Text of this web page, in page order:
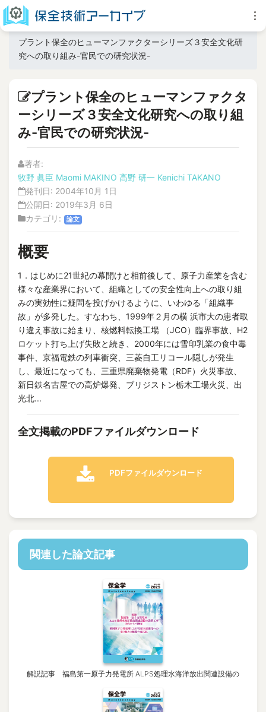
プラント保全のヒューマンファクターシリーズ３安全文化研
究への取り組み-官民での研究状況-
プラント保全のヒューマンファクタ
ーシリーズ３安全文化研究への取り組
み-官民での研究状況-
著者:
牧野 眞臣 Maomi MAKINO 高野 研一 Kenichi TAKANO
発刊日: 2004年10月 1日
公開日: 2019年3月 6日
カテゴリ:
論文
概要
1．はじめに21世紀の幕開けと相前後して、原子力産業を含む
様々な産業界において、組織としての安全性向上への取り組
みの実効性に疑問を投げかけるように、いわゆる「組織事
故」が多発した。すなわち、1999年２月の横 浜市大の患者取
り違え事故に始まり、核燃料転換工場 （JCO）臨界事故、H2
ロケット打ち上げ失敗と続き、2000年には雪印乳業の食中毒
事件、京福電鉄の列車衝突、三菱自工リコール隠しが発生
し、最近になっても、三重県廃棄物発電（RDF）火災事故、
新日鉄名古屋での高炉爆発、ブリジストン栃木工場火災、出
光北...
全文掲載のPDFファイルダウンロード
PDFファイルダウンロード
関連した論文記事
解説記事 福島第一原子力発電所 ALPS処理水海洋放出関連設備の